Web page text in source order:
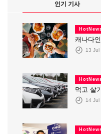
인기 기사
캐나다
13 Jul
먹고 살
14 Jul